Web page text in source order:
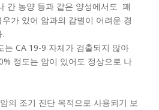
간 농양 등과 같은 양성에서도 꽤
가 있어 암과의 감별이 어려운 경
는 CA 19-9 자체가 검출되지 않아
정도는 암이 있어도 정상으로 나
의 조기 진단 목적으로 사용되기 보